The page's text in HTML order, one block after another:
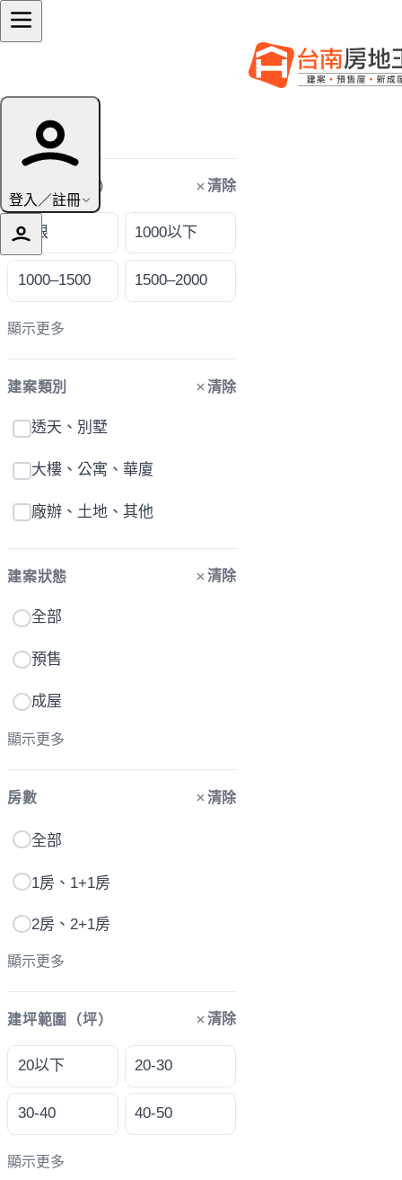
登入／註冊
篩選條件
購屋預算（萬） 清除
不限 1000以下
1000–1500 1500–2000
顯示更多
建案類別 清除
透天、別墅
大樓、公寓、華廈
廠辦、土地、其他
建案狀態 清除
全部
預售
成屋
顯示更多
房數 清除
全部
1房、1+1房
2房、2+1房
顯示更多
建坪範圍（坪） 清除
20以下 20-30
30-40 40-50
顯示更多